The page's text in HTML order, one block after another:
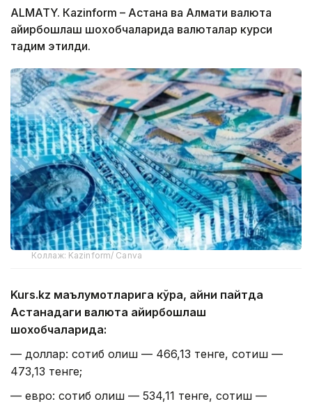
ALMATY. Кazinform – Астана ва Алмати валюта
айирбошлаш шохобчаларида валюталар курси
тақдим этилди.
Коллаж: Kazinform/ Canva
Kurs.kz маълумотларига кўра, айни пайтда
Астанадаги валюта айирбошлаш
шохобчаларида:
— доллар: сотиб олиш — 466,13 тенге, сотиш —
473,13 тенге;
— евро: сотиб олиш — 534,11 тенге, сотиш —